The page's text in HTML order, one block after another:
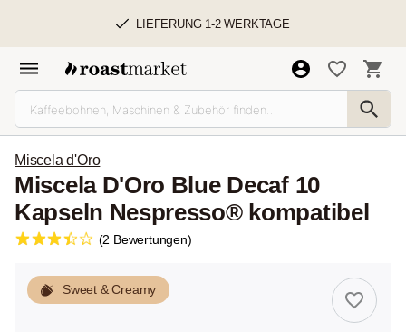
LIEFERUNG 1-2 WERKTAGE
Miscela d'Oro
Miscela D'Oro Blue Decaf 10
Kapseln Nespresso® kompatibel
(2 Bewertungen)
Sweet & Creamy